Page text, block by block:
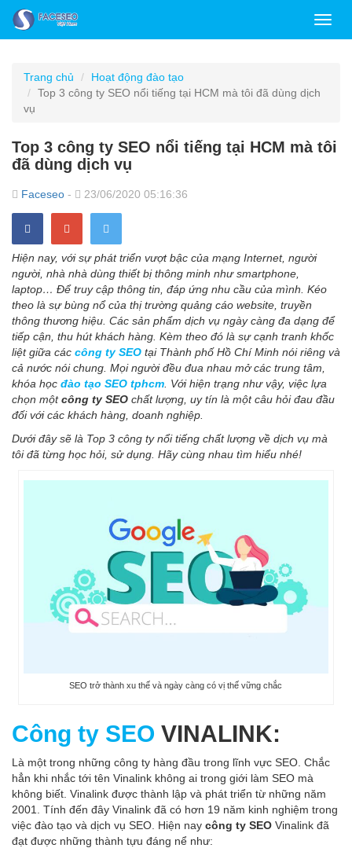
Trang chủ
Hoạt động đào tạo
Top 3 công ty SEO nổi tiếng tại HCM mà tôi đã dùng dịch
vụ
Top 3 công ty SEO nổi tiếng tại HCM mà tôi
đã dùng dịch vụ
Faceseo - 23/06/2020 05:16:36
Hiện nay, với sự phát triển vượt bậc của mạng Internet, người
người, nhà nhà dùng thiết bị thông minh như smartphone,
laptop… Để truy cập thông tin, đáp ứng nhu cầu của mình. Kéo
theo là sự bùng nổ của thị trường quảng cáo website, truyền
thông thương hiệu. Các sản phẩm dịch vụ ngày càng đa dạng để
tiếp cận, thu hút khách hàng. Kèm theo đó là sự cạnh tranh khốc
liệt giữa các công ty SEO tại Thành phố Hồ Chí Minh nói riêng và
cả nước nói chung. Mọi người đều đua nhau mở các trung tâm,
khóa học đào tạo SEO tphcm . Với hiện trạng như vậy, việc lựa
chọn mộtcông ty SEO chất lượng, uy tín là một câu hỏi đau đầu
đối với các khách hàng, doanh nghiệp.
Dưới đây sẽ là Top 3 công ty nổi tiếng chất lượng về dịch vụ mà
tôi đã từng học hỏi, sử dụng. Hãy cùng nhau tìm hiểu nhé!
SEO trở thành xu thế và ngày càng có vị thế vững chắc
Công ty SEO VINALINK:
Là một trong những công ty hàng đầu trong lĩnh vực SEO. Chắc
hẳn khi nhắc tới tên Vinalink không ai trong giới làm SEO mà
không biết. Vinalink được thành lập và phát triển từ những năm
2001. Tính đến đây Vinalink đã có hơn 19 năm kinh nghiệm trong
việc đào tạo và dịch vụ SEO. Hiện nay công ty SEO Vinalink đã
đạt được những thành tựu đáng nể như: